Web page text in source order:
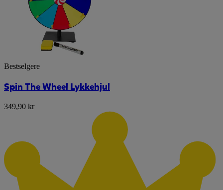
Bestselgere
Spin The Wheel Lykkehjul
349,90 kr